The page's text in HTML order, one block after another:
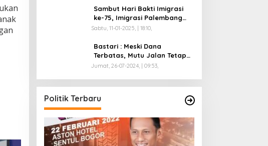
Sambut Hari Bakti Imigrasi
ke-75, Imigrasi Palembang
Buka Paspor Simpatik Akhir
Sabtu, 11-01-2025, | 18:10,
Bastari : Meski Dana
Terbatas, Mutu Jalan Tetap
Diprioritaskan !
Jumat, 26-07-2024, | 09:53,
Politik Terbaru